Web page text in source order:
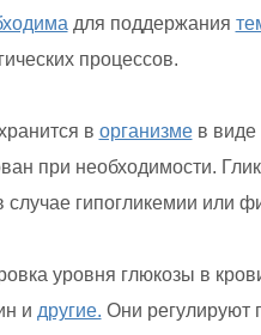
для поддержания
процессов.
в организмев виде
при необходимости.
случае гипогликемии или
уровня глюкозы в
и другие. Они регулируют